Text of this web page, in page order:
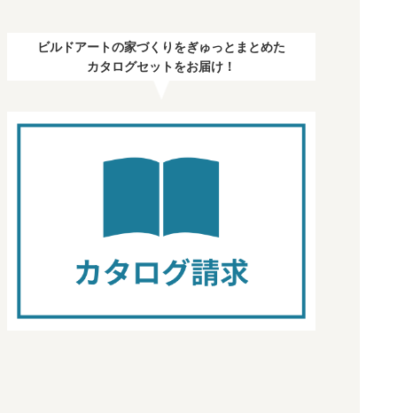
ビルドアートの家づくりをぎゅっとまとめた
カタログセットをお届け！